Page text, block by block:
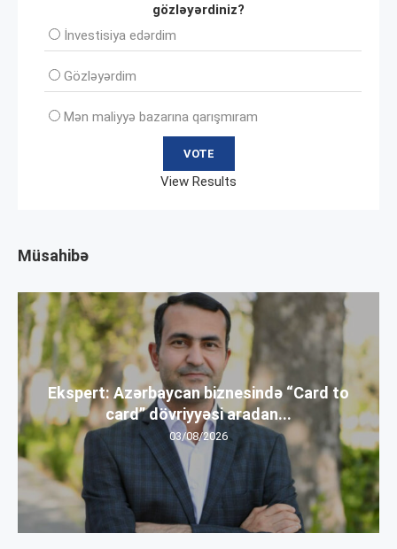
gözləyərdiniz?
İnvеstisiya edərdim
Gözləyərdim
Mən maliyyə bazarına qarışmıram
View Results
Müsahibə
Ekspert: Azərbaycan biznesində “Card to
card” dövriyyəsi aradan...
03/08/2026